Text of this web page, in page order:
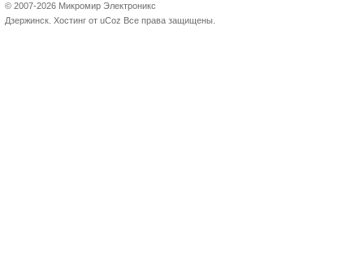
© 2007-2026 Микромир Электроникс
Дзержинск. Хостинг от uCoz Все права защищены.